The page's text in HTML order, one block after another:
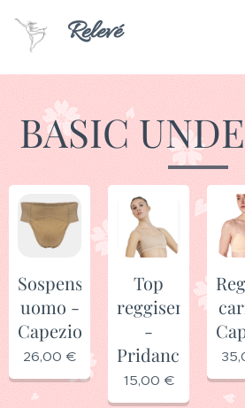
Relevé
BASIC
Sospensorio
uomo -
Capezio
26,00 €
Top
reggiseno
-
Pridance
15,00 €